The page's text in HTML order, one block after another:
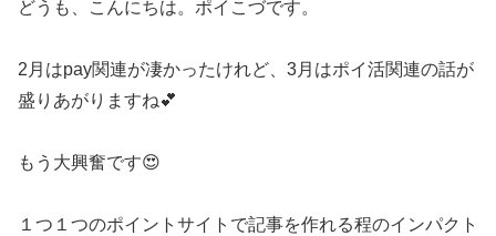
どうも、こんにちは。ポイこづです。
2月はpay関連が凄かったけれど、3月はポイ活関連の話が
盛りあがりますね💕
もう大興奮です😍
１つ１つのポイントサイトで記事を作れる程のインパクト